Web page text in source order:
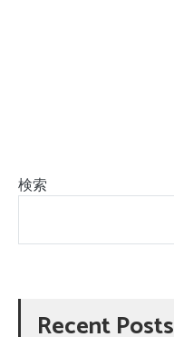
検索
Recent Posts